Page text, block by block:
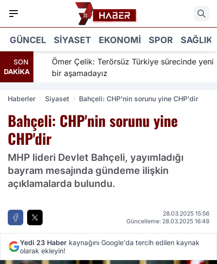
GÜNCEL SIYASET EKONOMI SPOR SAĞLIK
SON
DAKİKA
için
Ömer Çelik: Terörsüz Türkiye sürecinde yeni
bir aşamadayız
Haberler Siyaset Bahçeli: CHP'nin sorunu yine CHP'dir
Bahçeli: CHP'nin sorunu yine
CHP'dir
MHP lideri Devlet Bahçeli, yayımladığı
bayram mesajında gündeme ilişkin
açıklamalarda bulundu.
28.03.2025 15:56
Güncelleme: 28.03.2025 16:48
Yedi 23 Haber kaynağını Google'da tercih edilen kaynak
olarak ekleyin!